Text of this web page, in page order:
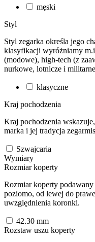
męski
Styl
Styl zegarka określa jego
klasyfikacji wyróżniamy
(modowe), high-tech (z
nurkowe, lotnicze i
klasyczne
Kraj pochodzenia
Kraj pochodzenia
marka i jej tradycja
Szwajcaria
Wymiary
Rozmiar koperty
Rozmiar koperty
poziomo, od lewej do
uwzględnienia koronki.
42.30 mm
Rozstaw uszu koperty